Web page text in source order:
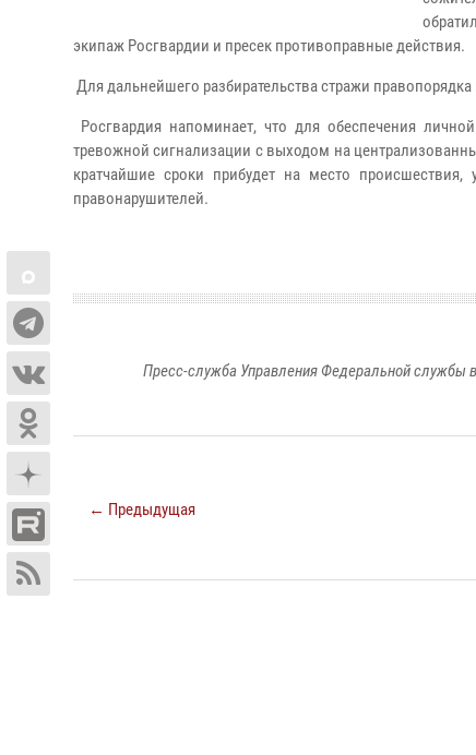
экипаж Росгвардии и пресек противоправные действия.
Для дальнейшего разбирательства стражи
Росгвардия напоминает, что для обеспечения
тревожной сигнализации с выходом на
кратчайшие сроки прибудет на место
правонарушителей.
Пресс-служба Управления Федеральной службы
← Предыдущая